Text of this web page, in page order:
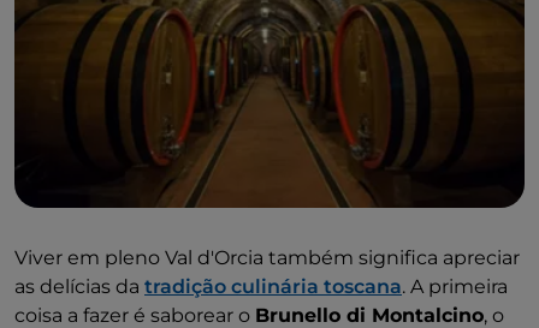
Viver em pleno Val d'Orcia também significa apreciar
as delícias da tradição culinária toscana. A primeira
coisa a fazer é saborear o Brunello di Montalcino, o